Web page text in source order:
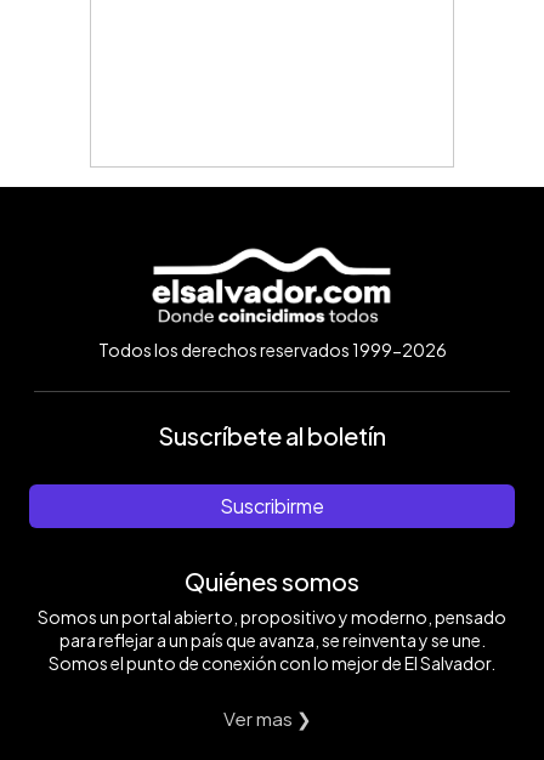
Todos los derechos reservados 1999-2026
Suscríbete al boletín
Suscribirme
Quiénes somos
Somos un portal abierto, propositivo y moderno, pensado
para reflejar a un país que avanza, se reinventa y se une.
Somos el punto de conexión con lo mejor de El Salvador.
Ver mas ❯